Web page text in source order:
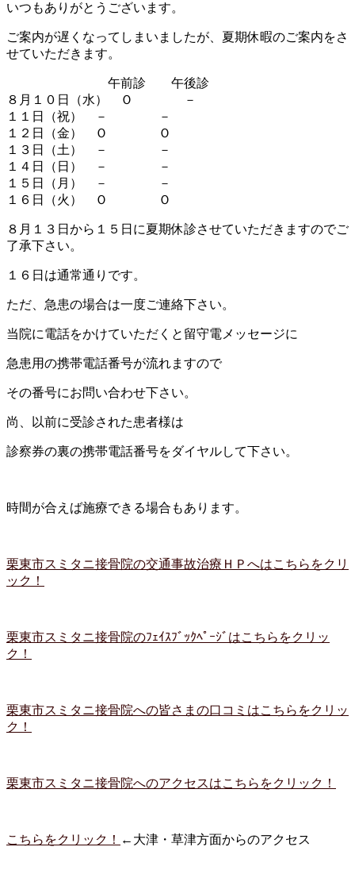
いつもありがとうございます。
ご案内が遅くなってしまいましたが、夏期休暇のご案内をさ
せていただきます。
午前診 午後診
８月１０日（水） Ｏ －
１１日（祝） － －
１２日（金） Ｏ Ｏ
１３日（土） － －
１４日（日） － －
１５日（月） － －
１６日（火） Ｏ Ｏ
８月１３日から１５日に夏期休診させていただきますのでご
了承下さい。
１６日は通常通りです。
ただ、急患の場合は一度ご連絡下さい。
当院に電話をかけていただくと留守電メッセージに
急患用の携帯電話番号が流れますので
その番号にお問い合わせ下さい。
尚、以前に受診された患者様は
診察券の裏の携帯電話番号をダイヤルして下さい。
時間が合えば施療できる場合もあります。
栗東市スミタニ接骨院の交通事故治療ＨＰへはこちらをクリ
ック！
栗東市スミタニ接骨院のﾌｪｲｽﾌﾞｯｸﾍﾟｰｼﾞはこちらをクリッ
ク！
栗東市スミタニ接骨院への皆さまの口コミはこちらをクリッ
ク！
栗東市スミタニ接骨院へのアクセスはこちらをクリック！
こちらをクリック！ ←大津・草津方面からのアクセス